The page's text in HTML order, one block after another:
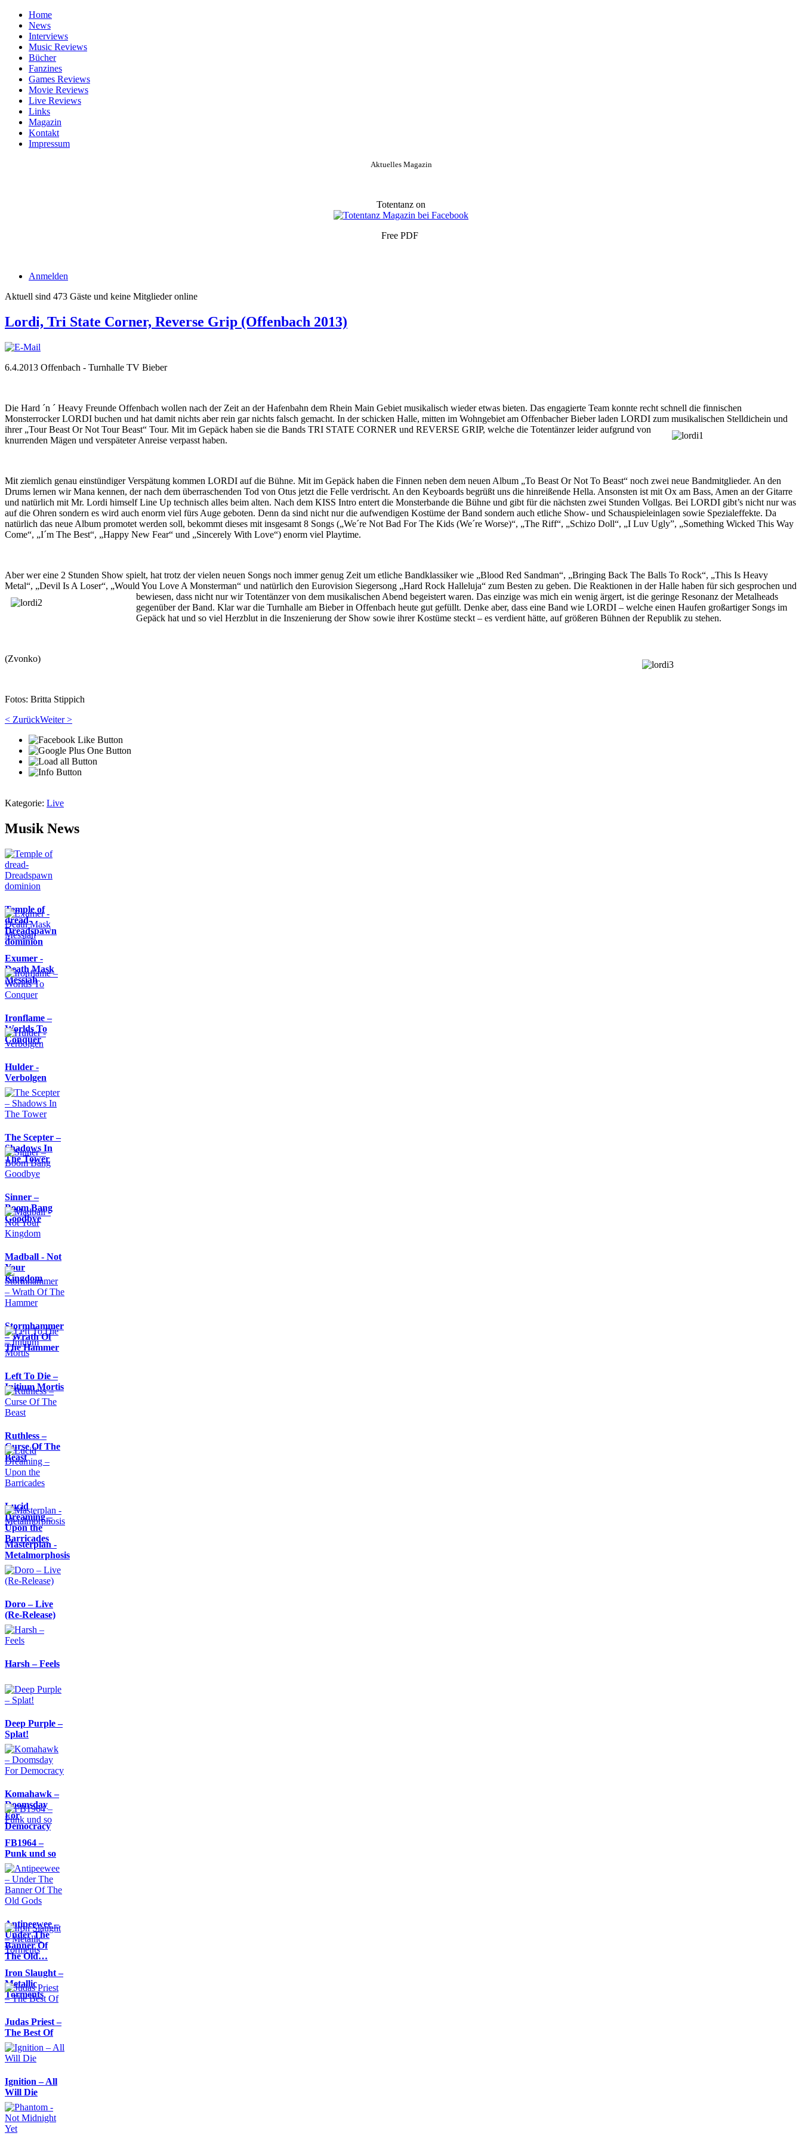
Home
News
Interviews
Music Reviews
Bücher
Fanzines
Games Reviews
Movie Reviews
Live Reviews
Links
Magazin
Kontakt
Impressum
Aktuelles Magazin
Totentanz on
Free PDF
Anmelden
Aktuell sind 473 Gäste und keine Mitglieder online
Lordi, Tri State Corner, Reverse Grip (Offenbach 2013)
6.4.2013 Offenbach - Turnhalle TV Bieber
Die Hard ´n ´ Heavy Freunde Offenbach wollen nach der Zeit an der Hafenbahn dem Rhein Main Gebiet musikalisch wieder etwas bieten. Das engagierte Team konnte recht schnell die finnischen
Monsterrocker LORDI buchen und hat damit nichts aber rein gar nichts falsch gemacht. In der schicken Halle, mitten im Wohngebiet am Offenbacher Bieber laden LORDI zum musikalischen Stelldichein und
ihrer „Tour Beast Or Not Tour Beast“ Tour. Mit im Gepäck haben sie die Bands TRI STATE CORNER und REVERSE GRIP, welche die Totentänzer leider aufgrund von
knurrenden Mägen und verspäteter Anreise verpasst haben.
Mit ziemlich genau einstündiger Verspätung kommen LORDI auf die Bühne. Mit im Gepäck haben die Finnen neben dem neuen Album „To Beast Or Not To Beast“ noch zwei neue Bandmitglieder. An den
Drums lernen wir Mana kennen, der nach dem überraschenden Tod von Otus jetzt die Felle verdrischt. An den Keyboards begrüßt uns die hinreißende Hella. Ansonsten ist mit Ox am Bass, Amen an der Gitarre
und natürlich mit Mr. Lordi himself Line Up technisch alles beim alten. Nach dem KISS Intro entert die Monsterbande die Bühne und gibt für die nächsten zwei Stunden Vollgas. Bei LORDI gibt’s nicht nur was
auf die Ohren sondern es wird auch enorm viel fürs Auge geboten. Denn da sind nicht nur die aufwendigen Kostüme der Band sondern auch etliche Show- und Schauspieleinlagen sowie Spezialeffekte. Da
natürlich das neue Album promotet werden soll, bekommt dieses mit insgesamt 8 Songs („We´re Not Bad For The Kids (We´re Worse)“, „The Riff“, „Schizo Doll“, „I Luv Ugly”, „Something Wicked This Way
Come“, „I´m The Best“, „Happy New Fear“ und „Sincerely With Love“) enorm viel Playtime.
Aber wer eine 2 Stunden Show spielt, hat trotz der vielen neuen Songs noch immer genug Zeit um etliche Bandklassiker wie „Blood Red Sandman“, „Bringing Back The Balls To Rock“, „This Is Heavy
Metal“, „Devil Is A Loser“, „Would You Love A Monsterman“ und natürlich den Eurovision Siegersong „Hard Rock Halleluja“ zum Besten zu geben. Die Reaktionen in der Halle haben für sich gesprochen und
bewiesen, dass nicht nur wir Totentänzer von dem musikalischen Abend begeistert waren. Das einzige was mich ein wenig ärgert, ist die geringe Resonanz der Metalheads
gegenüber der Band. Klar war die Turnhalle am Bieber in Offenbach heute gut gefüllt. Denke aber, dass eine Band wie LORDI – welche einen Haufen großartiger Songs im
Gepäck hat und so viel Herzblut in die Inszenierung der Show sowie ihrer Kostüme steckt – es verdient hätte, auf größeren Bühnen der Republik zu stehen.
(Zvonko)
Fotos: Britta Stippich
< ZurückWeiter >
Kategorie: Live
Musik News
Temple of
dread-
Dreadspawn
dominion
Exumer -
Death Mask
Messiah
Ironflame –
Worlds To
Conquer
Hulder -
Verbolgen
The Scepter –
Shadows In
The Tower
Sinner –
Boom Bang
Goodbye
Madball - Not
Your
Kingdom
Stormhammer
– Wrath Of
The Hammer
Left To Die –
Initium Mortis
Ruthless –
Curse Of The
Beast
Lucid
Dreaming –
Upon the
Barricades
Masterplan -
Metalmorphosis
Doro – Live
(Re-Release)
Harsh – Feels
Deep Purple –
Splat!
Komahawk –
Doomsday
For
Democracy
FB1964 –
Punk und so
Antipeewee –
Under The
Banner Of
The Old…
Iron Slaught –
Metallic
Torments
Judas Priest –
The Best Of
Ignition – All
Will Die